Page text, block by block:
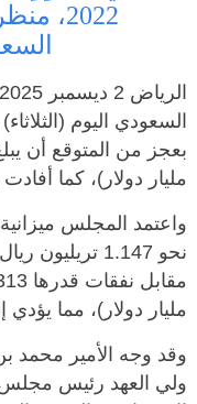
2022،
مليار دولار)، كما
واعتمد المجلس ميزانية
مليار دولار)، مما يؤدي إلى عجز
وقد وجه الأمير محمد
ولي العهد رئيس